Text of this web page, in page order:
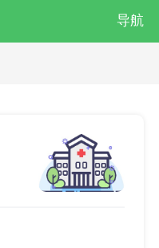
导航
医生